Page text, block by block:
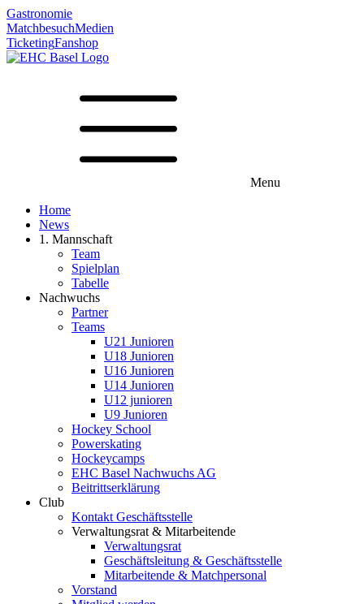
Gastronomie
MatchbesuchMedien
TicketingFanshop
Menu
Home
News
1. Mannschaft
Team
Spielplan
Tabelle
Nachwuchs
Partner
Teams
U21 Junioren
U18 Junioren
U16 Junioren
U14 Junioren
U12 junioren
U9 Junioren
Hockey School
Powerskating
Hockeycamps
EHC Basel Nachwuchs AG
Beitrittserklärung
Club
Kontakt Geschäftsstelle
Verwaltungsrat & Mitarbeitende
Verwaltungsrat
Geschäftsleitung & Geschäftsstelle
Mitarbeitende & Matchpersonal
Vorstand